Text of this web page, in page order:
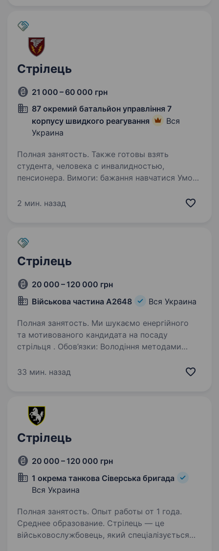
Стрілець
21 000 – 60 000 грн
87 окремий батальйон управління 7
корпусу швидкого реагування
Вся
Украина
Полная занятость. Также готовы взять
студента, человека с инвалидностью,
пенсионера. Вимоги: бажання навчатися Умови
напишу а відповім в телефонному режимі
2 мин. назад
Стрілець
20 000 – 120 000 грн
Військова частина А2648
Вся Украина
Полная занятость. Ми шукаємо енергійного
та мотивованого кандидата на посаду
стрільця . Обов’язки: Володіння методами
вогнепальної зброї; Здатність ефективно
33 мин. назад
Стрілець
20 000 – 120 000 грн
1 окрема танкова Сіверська бригада
Вся Украина
Полная занятость. Опыт работы от 1 года.
Среднее образование. Стрілець — це
військовослужбовець, який спеціалізується